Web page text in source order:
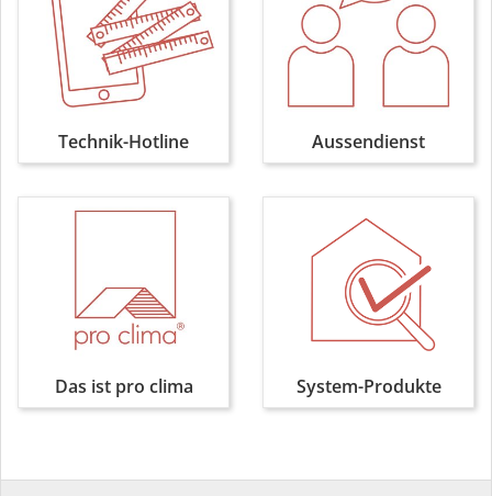
Technik-Hotline Aussendienst
Das ist pro clima System-Produkte